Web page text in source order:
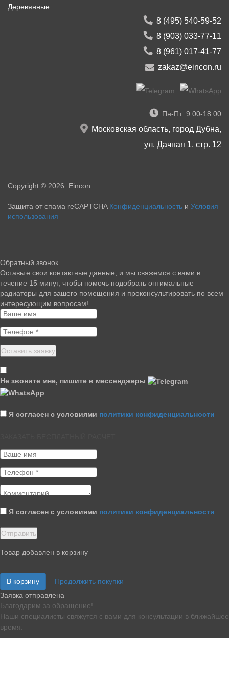
Деревянные
8 (495) 540-59-52
8 (903) 033-77-11
8 (961) 017-41-77
zakaz@eincon.ru
Пн-Пт: 9:00-18:00
Московская область, город Дубна,
ул. Дачная 1, стр. 12
Copyright © 2026. Eincon
Защита от спама reCAPTCHA Конфиденциальность и Условия
использования
Обратный звонок
Оставьте свои контактные данные, и мы свяжемся с вами в
течение 15 минут, чтобы помочь подобрать оптимальные
радиаторы для вашего помещения и проконсультировать по всем
интересующим вопросам!
Не звоните мне, пишите в мессенджеры
Я согласен с условиями политики конфиденциальности
Я согласен с условиями политики конфиденциальности
Товар добавлен в корзину
В корзину
Продолжить покупки
Заявка отправлена
Благодарим за обращение!
Наши специалисты свяжутся с вами для консультации в ближайшее
время.